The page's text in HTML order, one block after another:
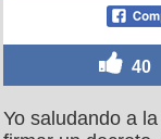
40
Yo saludando a